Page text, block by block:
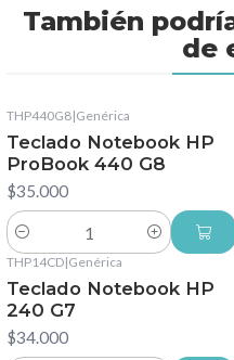
También
de
THP440G8|Genérica
Teclado Notebook HP
ProBook 440 G8
$35.000
Cantidad
THP14CD|Genérica
Teclado Notebook HP
240 G7
$34.000